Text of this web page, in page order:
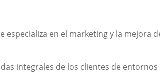
especializa en el marketing y la mejora
integrales de los clientes de